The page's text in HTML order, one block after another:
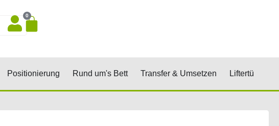
0
Warenkorb
Öffne Rampen & Stufen
Positionierung Öffne Positionierung
Rund um's Bett Öffne Rund um's Bett
Transfer & Umsetzen Öffne Transfer
Liftertücher